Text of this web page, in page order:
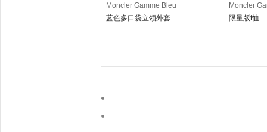
Moncler Gamme Bleu
蓝色多口袋立领外套
Moncler
限量版t恤